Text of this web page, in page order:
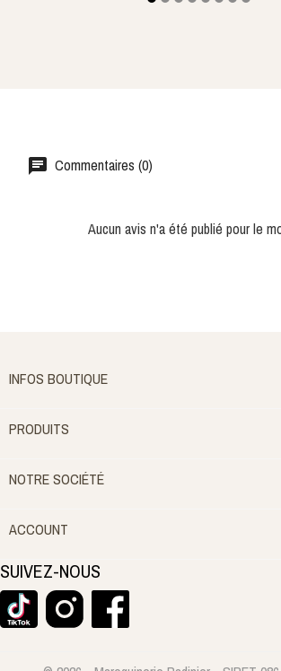
Commentaires (0)
Aucun avis n'a été publié pour le
INFOS BOUTIQUE
PRODUITS
NOTRE SOCIÉTÉ
ACCOUNT
SUIVEZ-NOUS